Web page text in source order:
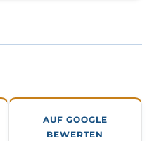
AUF GOOGLE
BEWERTEN